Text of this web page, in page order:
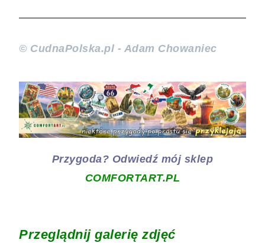
© CudnaPolska.pl - Adam Chowaniec
Przygoda? Odwiedź mój sklep
COMFORTART.PL
Przeglądnij galerię zdjęć